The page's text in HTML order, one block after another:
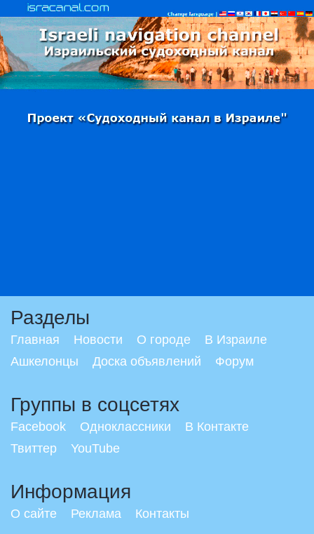
Разделы
Главная Новости О городе
В Израиле
Ашкелонцы
Доска объявлений Форум
Группы в соцсетях
Facebook Одноклассники
В Контакте
Твиттер
YouTube
Информация
О сайте Реклама Контакты